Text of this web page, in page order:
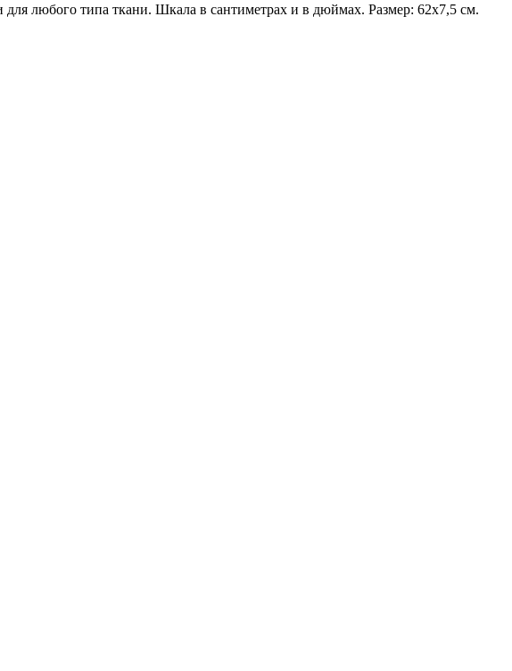
любого типа ткани. Шкала в сантиметрах и в дюймах. Размер: 62х7,5 см.